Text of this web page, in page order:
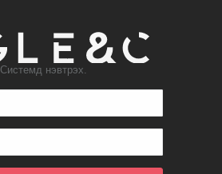
Системд нэвтрэх.